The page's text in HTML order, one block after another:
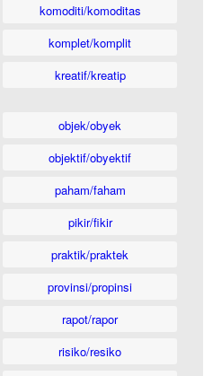
komoditi/komoditas
komplet/komplit
kreatif/kreatip
objek/obyek
objektif/obyektif
paham/faham
pikir/fikir
praktik/praktek
provinsi/propinsi
rapot/rapor
risiko/resiko